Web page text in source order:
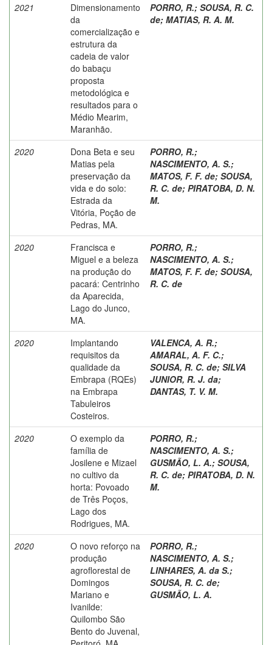
2021
Dimensionamento
da
comercialização e
estrutura da
cadeia de valor
do babaçu
proposta
metodológica e
resultados para o
Médio Mearim,
Maranhão.
PORRO, R.; SOUSA, R. C.
de; MATIAS, R. A. M.
2020
Dona Beta e seu
Matias pela
preservação da
vida e do solo:
Estrada da
Vitória, Poção de
Pedras, MA.
PORRO, R.;
NASCIMENTO, A. S.;
MATOS, F. F. de; SOUSA,
R. C. de; PIRATOBA, D. N.
M.
2020
Francisca e
Miguel e a beleza
na produção do
pacará: Centrinho
da Aparecida,
Lago do Junco,
MA.
PORRO, R.;
NASCIMENTO, A. S.;
MATOS, F. F. de; SOUSA,
R. C. de
2020
Implantando
requisitos da
qualidade da
Embrapa (RQEs)
na Embrapa
Tabuleiros
Costeiros.
VALENCA, A. R.;
AMARAL, A. F. C.;
SOUSA, R. C. de; SILVA
JUNIOR, R. J. da;
DANTAS, T. V. M.
2020
O exemplo da
família de
Josilene e Mizael
no cultivo da
horta: Povoado
de Três Poços,
Lago dos
Rodrigues, MA.
PORRO, R.;
NASCIMENTO, A. S.;
GUSMÃO, L. A.; SOUSA,
R. C. de; PIRATOBA, D. N.
M.
2020
O novo reforço na
produção
agroflorestal de
Domingos
Mariano e
Ivanilde:
Quilombo São
Bento do Juvenal,
PORRO, R.;
NASCIMENTO, A. S.;
LINHARES, A. da S.;
SOUSA, R. C. de;
GUSMÃO, L. A.